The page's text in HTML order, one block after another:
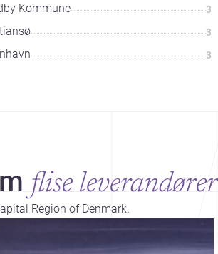
Kommune 3
3
3
flise leverandører
Region of Denmark.